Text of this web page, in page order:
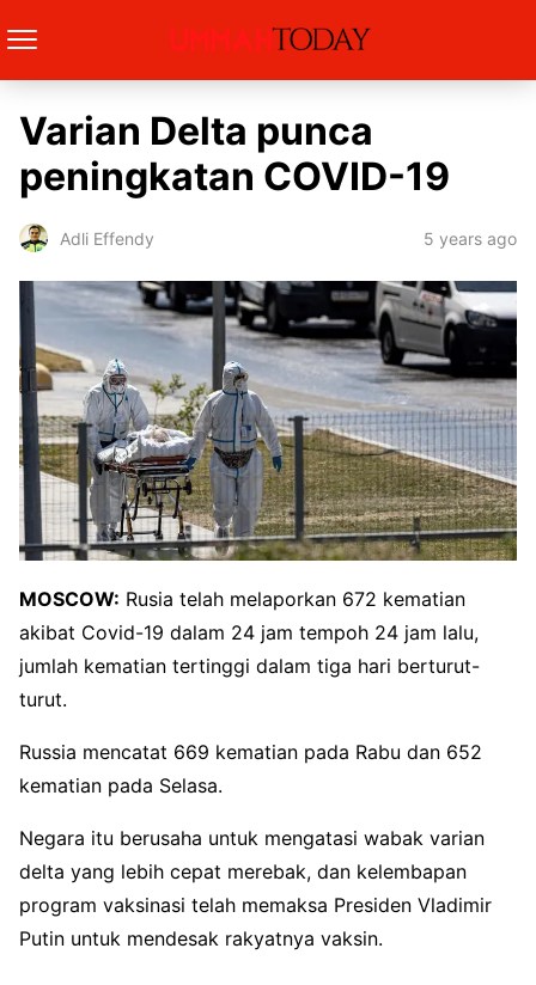
Varian Delta punca
peningkatan COVID-19
Adli Effendy 5 years ago
MOSCOW: Rusia telah melaporkan 672 kematian
akibat Covid-19 dalam 24 jam tempoh 24 jam lalu,
jumlah kematian tertinggi dalam tiga hari berturut-
turut.
Russia mencatat 669 kematian pada Rabu dan 652
kematian pada Selasa.
Negara itu berusaha untuk mengatasi wabak varian
delta yang lebih cepat merebak, dan kelembapan
program vaksinasi telah memaksa Presiden Vladimir
Putin untuk mendesak rakyatnya vaksin.